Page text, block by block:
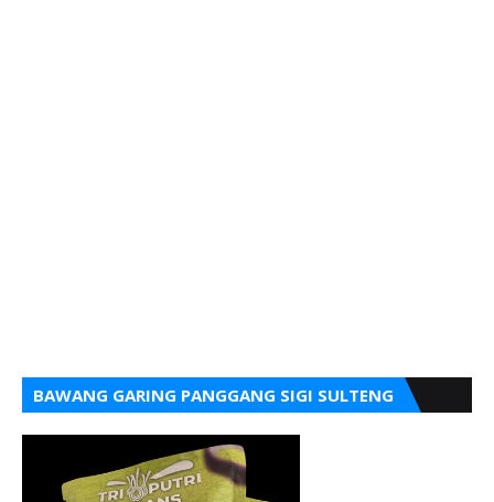
BAWANG GARING PANGGANG SIGI SULTENG